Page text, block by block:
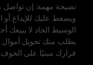
نصيحة مهمة: إن
ويضغط عليك للإيداع
الوسيط الجاد لا يبيعك
يطلب منك تحويل
قرارك مبنيًا على